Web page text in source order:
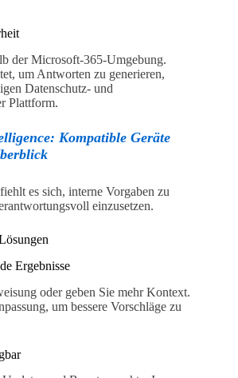
der Microsoft-365-Umgebung.
um Antworten zu generieren,
Datenschutz- und
Plattform.
Kompatible Geräte
es sich, interne Vorgaben zu
einzusetzen.
Ergebnisse
oder geben Sie mehr Kontext.
um bessere Vorschläge zu